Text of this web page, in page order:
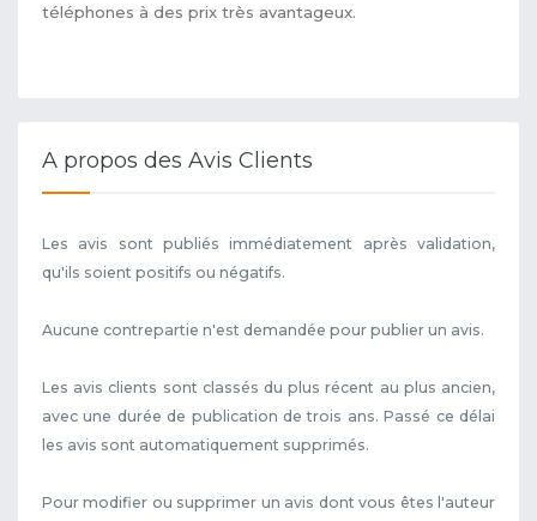
téléphones à des prix très avantageux.
A propos des Avis Clients
Les avis sont publiés immédiatement après validation,
qu'ils soient positifs ou négatifs.
Aucune contrepartie n'est demandée pour publier un avis.
Les avis clients sont classés du plus récent au plus ancien,
avec une durée de publication de trois ans. Passé ce délai
les avis sont automatiquement supprimés.
Pour modifier ou supprimer un avis dont vous êtes l'auteur